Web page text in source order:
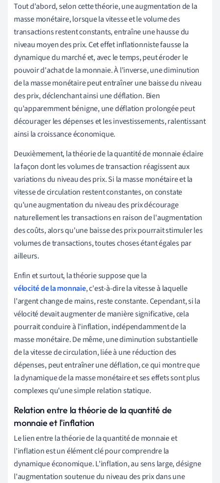
Tout d'abord, selon cette théorie, une augmentation de la
masse monétaire, lorsque la vitesse et le volume des
transactions restent constants, entraîne une hausse du
niveau moyen des prix. Cet effet inflationniste fausse la
dynamique du marché et, avec le temps, peut éroder le
pouvoir d'achat de la monnaie. À l'inverse, une diminution
de la masse monétaire peut entraîner une baisse du niveau
des prix, déclenchant ainsi une déflation. Bien
qu'apparemment bénigne, une déflation prolongée peut
décourager les dépenses et les investissements, ralentissant
ainsi la croissance économique.
Deuxièmement, la théorie de la quantité de monnaie éclaire
la façon dont les volumes de transaction réagissent aux
variations du niveau des prix. Si la masse monétaire et la
vitesse de circulation restent constantes, on constate
qu'une augmentation du niveau des prix décourage
naturellement les transactions en raison de l'augmentation
des coûts, alors qu'une baisse des prix pourrait stimuler les
volumes de transactions, toutes choses étant égales par
ailleurs.
Enfin et surtout, la théorie suppose que la
vélocité de la monnaie, c'est-à-dire la vitesse à laquelle
l'argent change de mains, reste constante. Cependant, si la
vélocité devait augmenter de manière significative, cela
pourrait conduire à l'inflation, indépendamment de la
masse monétaire. De même, une diminution substantielle
de la vitesse de circulation, liée à une réduction des
dépenses, peut entraîner une déflation, ce qui montre que
la dynamique de la masse monétaire et ses effets sont plus
complexes qu'une simple relation statique.
Relation entre la théorie de la quantité de
monnaie et l'inflation
Le lien entre la théorie de la quantité de monnaie et
l'inflation est un élément clé pour comprendre la
dynamique économique. L'inflation, au sens large, désigne
l'augmentation soutenue du niveau des prix dans une